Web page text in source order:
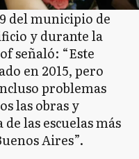
del municipio de
y durante la
señaló: “Este
en 2015, pero
problemas
las obras y
las escuelas más
Aires”.